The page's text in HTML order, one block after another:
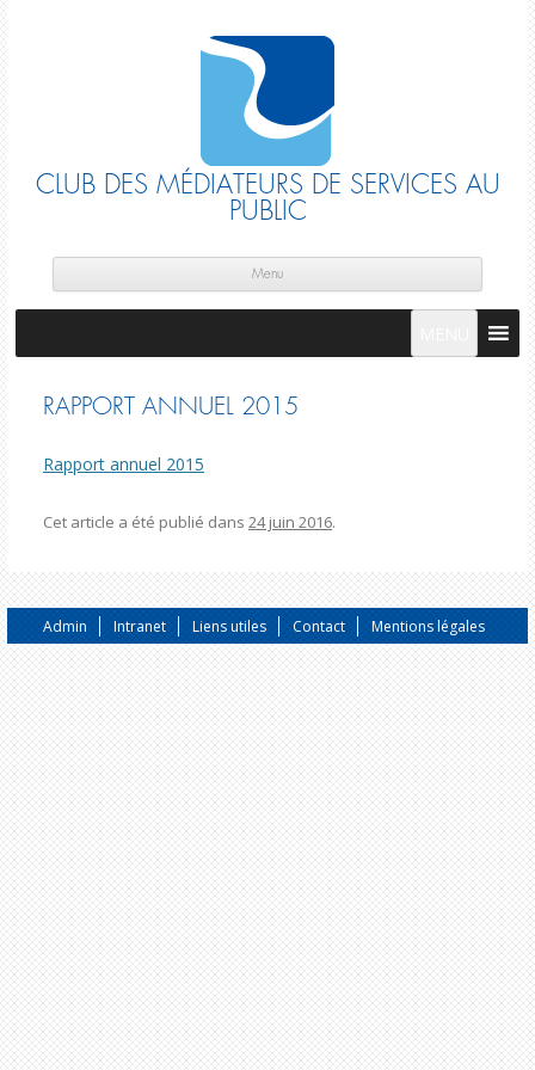
CLUB DES MÉDIATEURS DE SERVICES AU
PUBLIC
Menu
RAPPORT ANNUEL 2015
Rapport annuel 2015
Cet article a été publié dans 24 juin 2016.
Admin Intranet Liens utiles Contact Mentions légales